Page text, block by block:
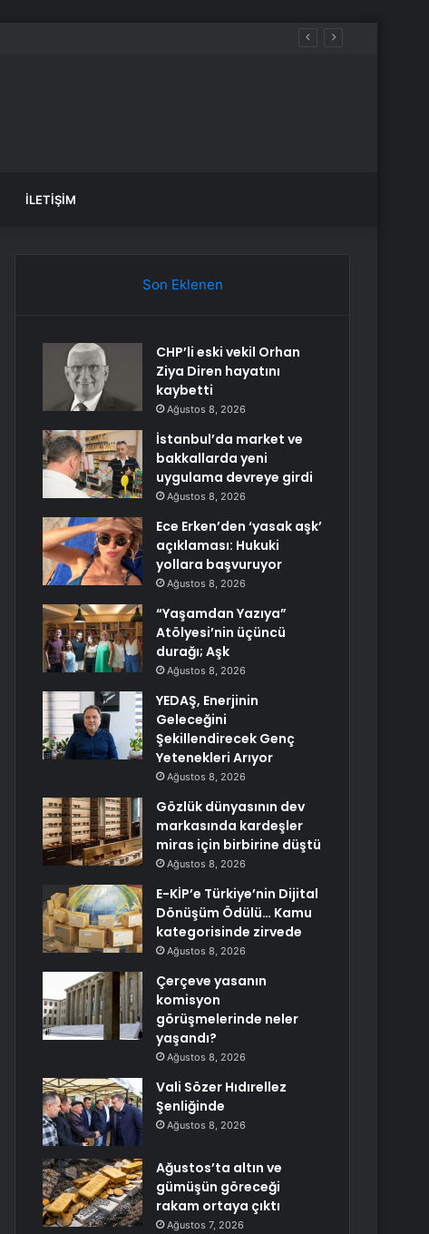
İLETIŞIM
Son Eklenen
CHP’li eski vekil Orhan
Ziya Diren hayatını
kaybetti
Ağustos 8, 2026
İstanbul’da market ve
bakkallarda yeni
uygulama devreye girdi
Ağustos 8, 2026
Ece Erken’den ‘yasak aşk’
açıklaması: Hukuki
yollara başvuruyor
Ağustos 8, 2026
“Yaşamdan Yazıya”
Atölyesi’nin üçüncü
durağı; Aşk
Ağustos 8, 2026
YEDAŞ, Enerjinin
Geleceğini
Şekillendirecek Genç
Yetenekleri Arıyor
Ağustos 8, 2026
Gözlük dünyasının dev
markasında kardeşler
miras için birbirine düştü
Ağustos 8, 2026
E-KİP’e Türkiye’nin Dijital
Dönüşüm Ödülü… Kamu
kategorisinde zirvede
Ağustos 8, 2026
Çerçeve yasanın
komisyon
görüşmelerinde neler
yaşandı?
Ağustos 8, 2026
Vali Sözer Hıdırellez
Şenliğinde
Ağustos 8, 2026
Ağustos’ta altın ve
gümüşün göreceği
rakam ortaya çıktı
Ağustos 7, 2026